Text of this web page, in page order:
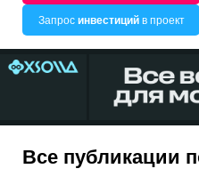
Запрос инвестицийв проект
Все публикации